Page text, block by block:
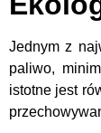
Jednym z
paliwo,
istotne jest